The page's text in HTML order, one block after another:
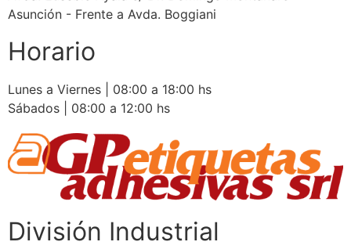
Asunción - Frente a Avda. Boggiani
Horario
Lunes a Viernes | 08:00 a 18:00 hs
Sábados | 08:00 a 12:00 hs
División Industrial​